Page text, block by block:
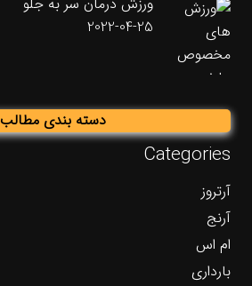
2022-04-25
دسته بندی مطالب
Categories
آرتروز
آرنج
ام اس
بارداری